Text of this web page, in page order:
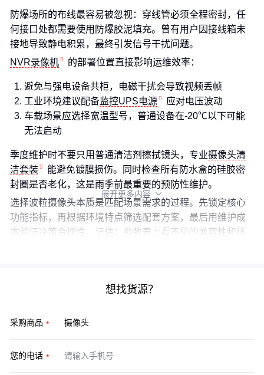
防爆场所的布线最容易被忽视：穿线管必须全程密封，任
何接口处都需要使用防爆胶泥填充。曾有用户因接线箱未
接地导致静电积累，最终引发信号干扰问题。
NVR录像机
的部署位置直接影响运维效率：
避免与强电设备共柜，电磁干扰会导致视频丢帧
工业环境建议配备监控UPS电源
应对电压波动
车载场景应选择宽温型号，普通设备在-20℃以下可能
无法启动
季度维护时不要只用普通清洁剂擦拭镜头，专业摄像头清
洁套装
能避免镀膜损伤。同时检查所有防水盒的硅胶密
封圈是否老化，这是雨季前最重要的预防性维护。
选择波粒摄像头本质是匹配场景需求的过程。先锁定核心
功能指标，再根据环境特点筛选配套方案，最后用维护成
本验证决策合理性。记住：参数表上看不见的兼容性和环
展开更多内容 
想找货源？
采购商品
您的电话